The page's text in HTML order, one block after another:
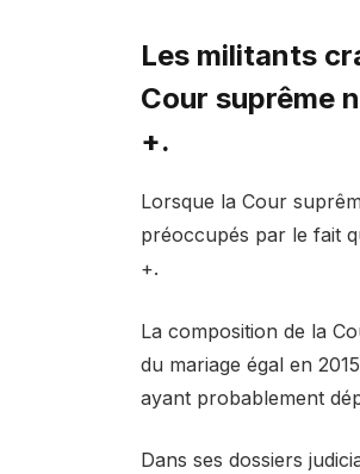
Les militants
Cour suprême
+.
Lorsque la Cour
préoccupés par le fait
+.
La composition de la
du mariage égal en
ayant probablement
Dans ses dossiers